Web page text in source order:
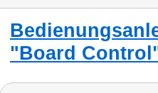
"Board